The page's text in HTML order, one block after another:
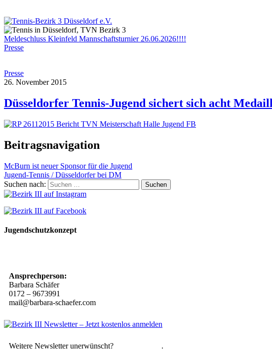
Meldeschluss Kleinfeld Mannschaftsturnier 26.06.2026!!!!
Presse
Presse
26. November 2015
Düsseldorfer Tennis-Jugend sichert sich acht
Beitragsnavigation
McBurn ist neuer Sponsor für die Jugend
Jugend-Tennis / Düsseldorfer bei DM
Suchen nach:
Jugendschutzkonzept
Ansprechperson:
Barbara Schäfer
0172 – 9673991
mail@barbara-schaefer.com
Weitere Newsletter unerwünscht? .